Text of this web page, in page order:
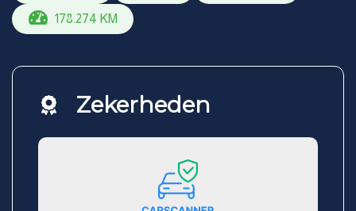
178.274 KM
Zekerheden